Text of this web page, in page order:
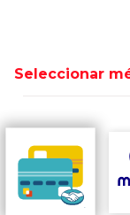
Seleccionar